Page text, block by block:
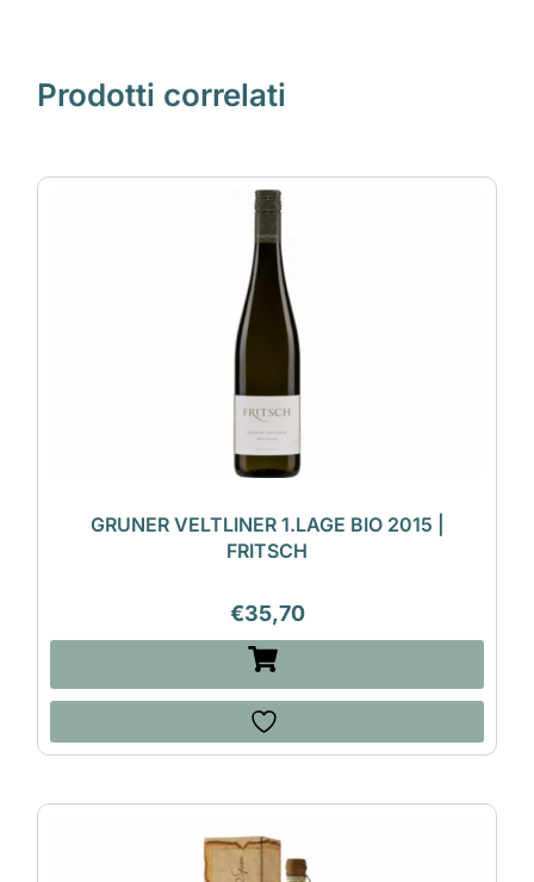
Prodotti correlati
GRUNER VELTLINER 1.LAGE BIO 2015 |
FRITSCH
€35,70